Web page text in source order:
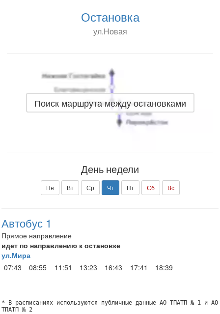
Остановка
ул.Новая
Поиск маршрута между остановками
День недели
Пн Вт Ср Чт Пт Сб Вс
Автобус 1
Прямое направление
идет по направлению к остановке
ул.Мира
07:43
08:55 11:51 13:23 16:43 17:41 18:39
* В расписаниях используются публичные данные АО ТПАТП № 1 и АО
ТПАТП № 2